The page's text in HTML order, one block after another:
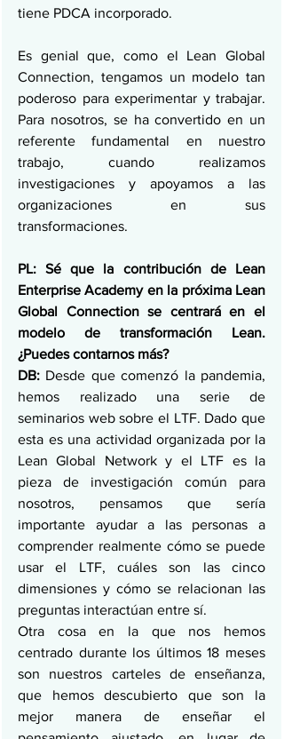
tiene PDCA incorporado.
Es genial que, como el Lean Global
Connection, tengamos un modelo tan
poderoso para experimentar y trabajar.
Para nosotros, se ha convertido en un
referente fundamental en nuestro
trabajo, cuando realizamos
investigaciones y apoyamos a las
organizaciones en sus
transformaciones.
PL: Sé que la contribución de Lean
Enterprise Academy en la próxima Lean
Global Connection se centrará en el
modelo de transformación Lean.
¿Puedes contarnos más?
DB: Desde que comenzó la pandemia,
hemos realizado una serie de
seminarios web sobre el LTF. Dado que
esta es una actividad organizada por la
Lean Global Network y el LTF es la
pieza de investigación común para
nosotros, pensamos que sería
importante ayudar a las personas a
comprender realmente cómo se puede
usar el LTF, cuáles son las cinco
dimensiones y cómo se relacionan las
preguntas interactúan entre sí.
Otra cosa en la que nos hemos
centrado durante los últimos 18 meses
son nuestros carteles de enseñanza,
que hemos descubierto que son la
mejor manera de enseñar el